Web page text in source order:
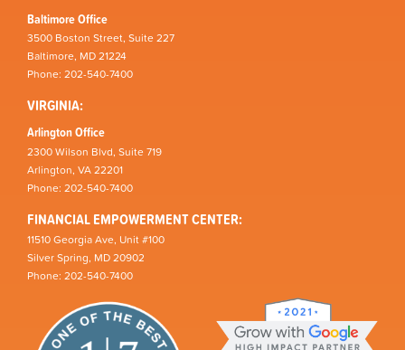
Baltimore Office
3500 Boston Street, Suite 227
Baltimore, MD 21224
Phone: 202-540-7400
VIRGINIA:
Arlington Office
2300 Wilson Blvd, Suite 719
Arlington, VA 22201
Phone: 202-540-7400
FINANCIAL EMPOWERMENT CENTER:
11510 Georgia Ave, Unit #100
Silver Spring, MD 20902
Phone: 202-540-7400